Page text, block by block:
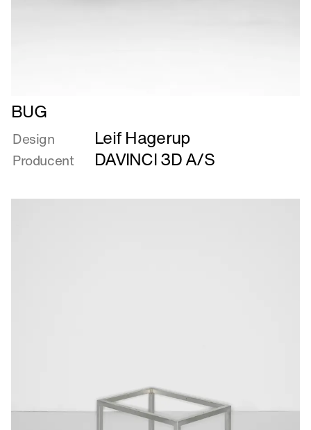
Læs
mere
om
BUG
BUG
Design Leif Hagerup
Producent DAVINCI 3D A/S